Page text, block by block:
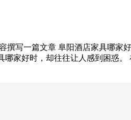
撰写一篇文章 阜阳酒店家具哪家
哪家好时，却往往让人感到困惑